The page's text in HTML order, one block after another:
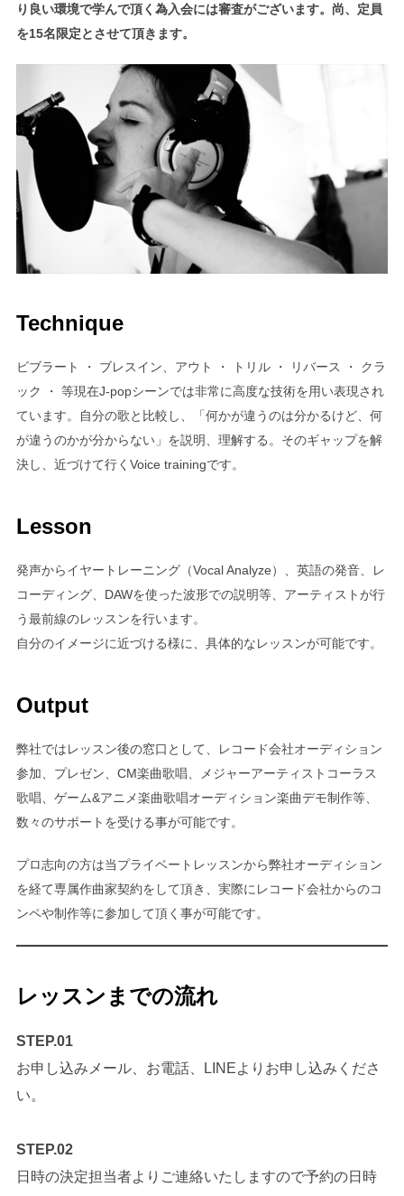
り良い環境で学んで頂く為入会には審査がございます。尚、定員
を15名限定とさせて頂きます。
Technique
ビブラート ・ ブレスイン、アウト ・ トリル ・ リバース ・ クラ
ック ・ 等現在J-popシーンでは非常に高度な技術を用い表現され
ています。自分の歌と比較し、「何かが違うのは分かるけど、何
が違うのかが分からない」を説明、理解する。そのギャップを解
決し、近づけて行くVoice trainingです。
Lesson
発声からイヤートレーニング（Vocal Analyze）、英語の発音、レ
コーディング、DAWを使った波形での説明等、アーティストが行
う最前線のレッスンを行います。
自分のイメージに近づける様に、具体的なレッスンが可能です。
Output
弊社ではレッスン後の窓口として、レコード会社オーディション
参加、プレゼン、CM楽曲歌唱、メジャーアーティストコーラス
歌唱、ゲーム&アニメ楽曲歌唱オーディション楽曲デモ制作等、
数々のサポートを受ける事が可能です。
プロ志向の方は当プライベートレッスンから弊社オーディション
を経て専属作曲家契約をして頂き、実際にレコード会社からのコ
ンペや制作等に参加して頂く事が可能です。
レッスンまでの流れ
STEP.01
お申し込みメール、お電話、LINEよりお申し込みくださ
い。
STEP.02
日時の決定担当者よりご連絡いたしますので予約の日時